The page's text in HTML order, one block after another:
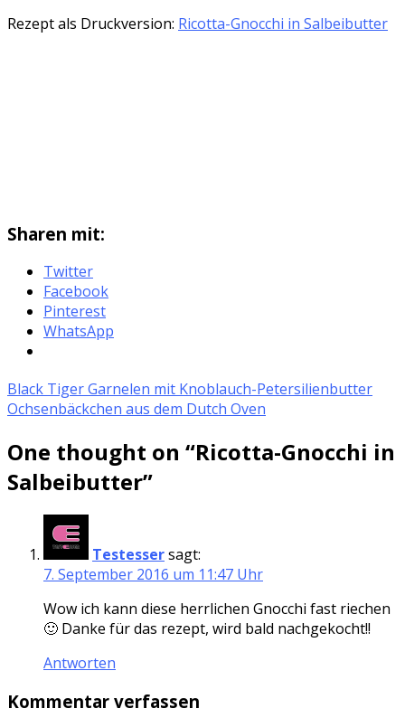
Rezept als Druckversion: Ricotta-Gnocchi in Salbeibutter
Sharen mit:
Twitter
Facebook
Pinterest
WhatsApp
Black Tiger Garnelen mit Knoblauch-Petersilienbutter
Ochsenbäckchen aus dem Dutch Oven
One thought on “Ricotta-Gnocchi in
Salbeibutter”
Testessersagt:
7. September 2016 um 11:47 Uhr
Wow ich kann diese herrlichen Gnocchi fast riechen
🙂 Danke für das rezept, wird bald nachgekocht!!
Antworten
Kommentar verfassen